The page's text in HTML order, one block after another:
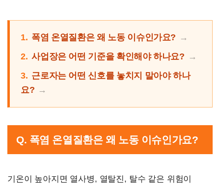
1. 폭염 온열질환은 왜 노동 이슈인가요?
2. 사업장은 어떤 기준을 확인해야 하나요?
3. 근로자는 어떤 신호를 놓치지 말아야 하나
요?
Q. 폭염 온열질환은 왜 노동 이슈인가요?
기온이 높아지면 열사병, 열탈진, 탈수 같은 위험이